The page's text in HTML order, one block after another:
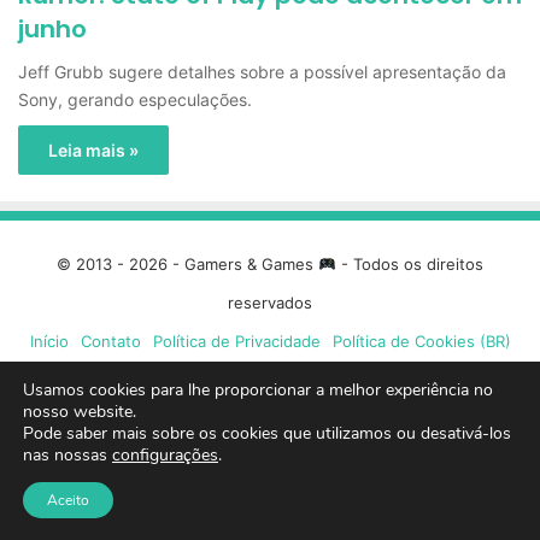
junho
Jeff Grubb sugere detalhes sobre a possível apresentação da
Sony, gerando especulações.
Leia mais »
© 2013 - 2026 - Gamers & Games
- Todos os direitos
reservados
Início
Contato Política de Privacidade Política de Cookies (BR)
Facebook
X LinkedinYouTubeInstagram
SpotifyMixcloud
Usamos cookies para lhe proporcionar a melhor experiência no
nosso website.
Pode saber mais sobre os cookies que utilizamos ou desativá-los
nas nossas configurações.
Aceito